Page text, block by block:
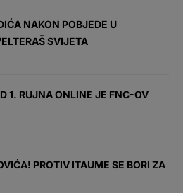
NAKON POBJEDE U
SVIJETA
1. RUJNA ONLINE JE FNC-OV
PROTIV ITAUME SE BORI ZA